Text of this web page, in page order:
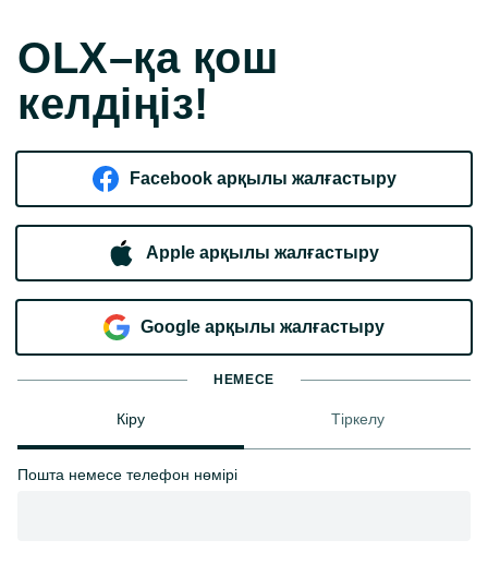
OLX–қа қош
келдіңіз!
Facebook арқылы жалғастыру
Apple арқылы жалғастыру
Google арқылы жалғастыру
НЕМЕСЕ
Кіру Тіркелу
Пошта немесе телефон нөмірі